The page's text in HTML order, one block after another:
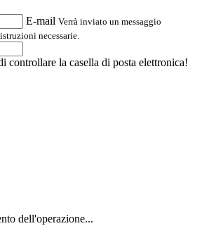
E-mail Verrà inviato un messaggio
necessarie.
controllare la casella di posta elettronica!
dell'operazione...